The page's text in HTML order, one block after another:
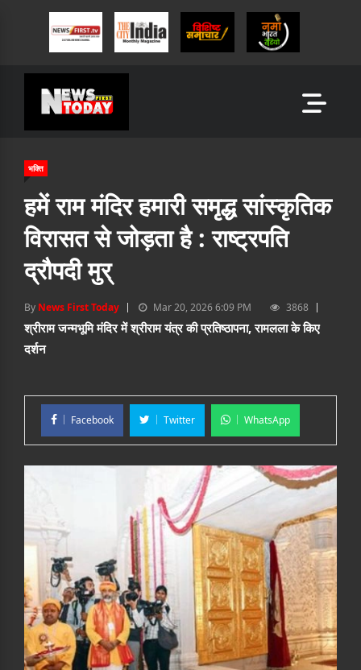
भक्ति
हमें राम मंदिर हमारी समृद्ध सांस्कृतिक
विरासत से जोड़ता है : राष्ट्रपति
द्रौपदी मुर्
By News First Today Mar 20, 2026 6:09 PM 3868
श्रीराम जन्मभूमि मंदिर में श्रीराम यंत्र की प्रतिष्ठापना, रामलला के किए
दर्शन
Facebook Twitter WhatsApp